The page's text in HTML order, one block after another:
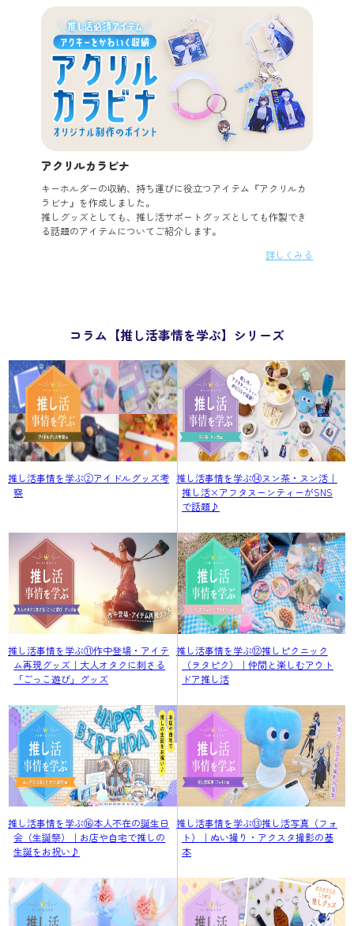
アクリルカラビナ
キーホルダーの収納、持ち運びに役立つアイテム『アクリルカ
ラビナ』を作成しました。
推しグッズとしても、推し活サポートグッズとしても作製でき
る話題のアイテムについてご紹介します。
詳しくみる
コラム【推し活事情を学ぶ】シリーズ
推し活事情を学ぶ②アイドルグッズ考
察
推し活事情を学ぶ⑭ヌン茶・ヌン活｜
推し活×アフタヌーンティーがSNS
で話題♪
推し活事情を学ぶ⑪作中登場・アイテ
ム再現グッズ｜大人オタクに刺さる
「ごっこ遊び」グッズ
推し活事情を学ぶ⑫推しピクニック
（ヲタピク）｜仲間と楽しむアウト
ドア推し活
推し活事情を学ぶ⑯本人不在の誕生日
会（生誕祭）｜お店や自宅で推しの
生誕をお祝い♪
推し活事情を学ぶ⑬推し活写真（フォ
ト）｜ぬい撮り・アクスタ撮影の基
本